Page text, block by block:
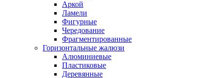
Аркой
Ламели
Фигурные
Чередование
Фрагментированные
Горизонтальные жалюзи
Алюминиевые
Пластиковые
Деревянные